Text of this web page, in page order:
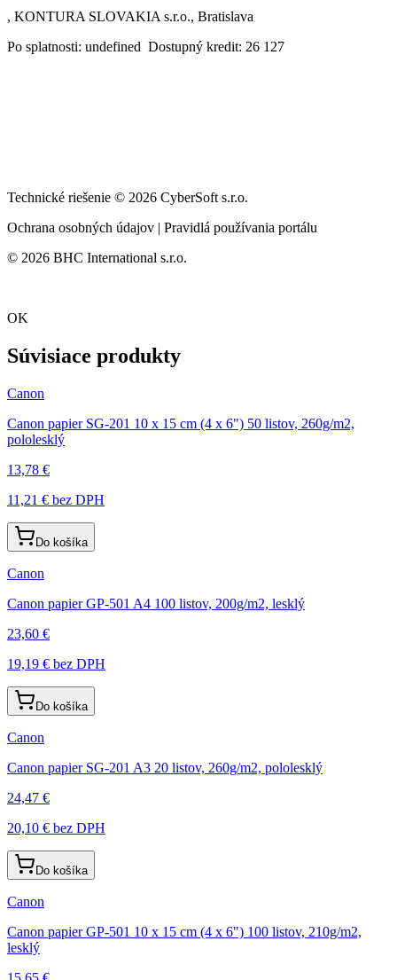
, KONTURA SLOVAKIA s.r.o., Bratislava
Po splatnosti: undefined Dostupný kredit: 26 127
Technické riešenie © 2026 CyberSoft s.r.o.
Ochrana osobných údajov | Pravidlá používania portálu
© 2026 BHC International s.r.o.
OK
Súvisiace produkty
Canon
Canon papier SG-201 10 x 15 cm (4 x 6") 50 listov, 260g/m2,
pololesklý
13,78 €
11,21 € bez DPH
Do košíka
Canon
Canon papier GP-501 A4 100 listov, 200g/m2, lesklý
23,60 €
19,19 € bez DPH
Do košíka
Canon
Canon papier SG-201 A3 20 listov, 260g/m2, pololesklý
24,47 €
20,10 € bez DPH
Do košíka
Canon
Canon papier GP-501 10 x 15 cm (4 x 6") 100 listov, 210g/m2,
lesklý